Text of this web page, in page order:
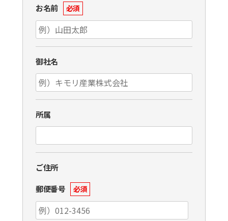
お名前 必須
御社名
所属
ご住所
郵便番号
必須